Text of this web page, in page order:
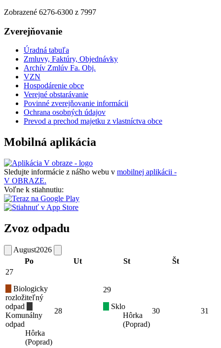
Zobrazené 6276-6300 z 7997
Zverejňovanie
Úradná tabuľa
Zmluvy, Faktúry, Objednávky
Archív Zmlúv Fa. Obj.
VZN
Hospodárenie obce
Verejné obstarávanie
Povinné zverejňovanie informácii
Ochrana osobných údajov
Prevod a prechod majetku z vlastníctva obce
Mobilná aplikácia
Sledujte informácie z nášho webu v mobilnej aplikácii -
V OBRAZE.
Voľne k stiahnutiu:
Zvoz odpadu
August2026
Po
Ut St Št
27
Biologicky
rozložiteľný
odpad
Komunálny
odpad
Hôrka
(Poprad)
28
29
Sklo
Hôrka
(Poprad)
30 31